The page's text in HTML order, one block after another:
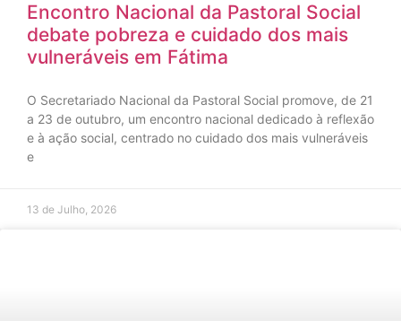
Encontro Nacional da Pastoral Social
debate pobreza e cuidado dos mais
vulneráveis em Fátima
O Secretariado Nacional da Pastoral Social promove, de 21
a 23 de outubro, um encontro nacional dedicado à reflexão
e à ação social, centrado no cuidado dos mais vulneráveis
e
13 de Julho, 2026